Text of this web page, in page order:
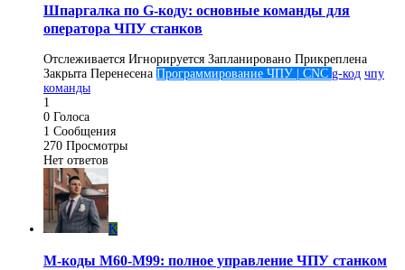
Шпаргалка по G-коду: основные команды для
оператора ЧПУ станков
Отслеживается Игнорируется Запланировано Прикреплена
Закрыта Перенесена Программирование ЧПУ | CNC g-код чпу
команды
1
0 Голоса
1 Сообщения
270 Просмотры
Нет ответов
K
М-коды M60-M99: полное управление ЧПУ станком